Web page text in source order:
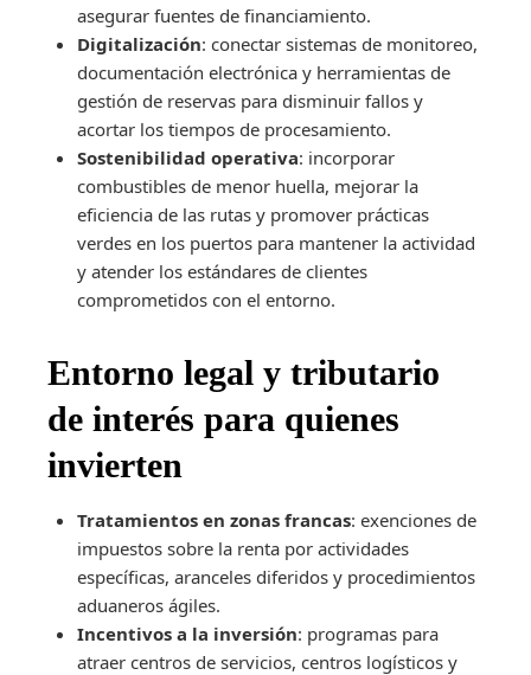
asegurar fuentes de financiamiento.
Digitalización: conectar sistemas de monitoreo,
documentación electrónica y herramientas de
gestión de reservas para disminuir fallos y
acortar los tiempos de procesamiento.
Sostenibilidad operativa: incorporar
combustibles de menor huella, mejorar la
eficiencia de las rutas y promover prácticas
verdes en los puertos para mantener la actividad
y atender los estándares de clientes
comprometidos con el entorno.
Entorno legal y tributario
de interés para quienes
invierten
Tratamientos en zonas francas: exenciones de
impuestos sobre la renta por actividades
específicas, aranceles diferidos y procedimientos
aduaneros ágiles.
Incentivos a la inversión: programas para
atraer centros de servicios, centros logísticos y